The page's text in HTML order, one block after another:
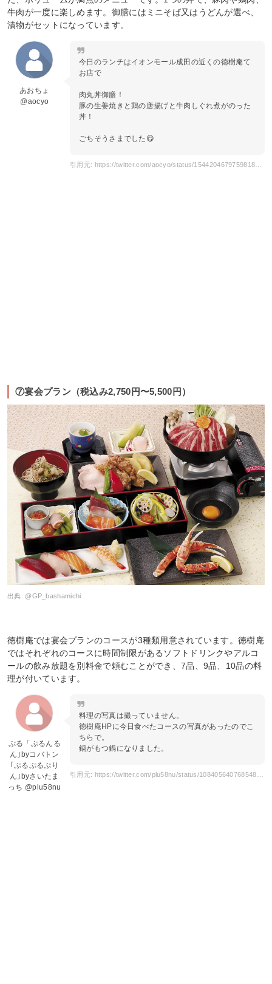
牛肉が一度に楽しめます。御膳にはミニそば又はうどんが選べ、
漬物がセットになっています。
あおちょ
@aocyo
今日のランチはイオンモール成田の近くの徳樹庵て
お店で
肉丸丼御膳！
豚の生姜焼きと鶏の唐揚げと牛肉しぐれ煮がのった
丼！
ごちそうさまでした😋
引用元: https://twitter.com/aocyo/status/1544204679759818752?s=20
⑦宴会プラン（税込み2,750円〜5,500円）
出典: @GP_bashamichi
徳樹庵では宴会プランのコースが3種類用意されています。徳樹庵
ではそれぞれのコースに時間制限があるソフトドリンクやアルコ
ールの飲み放題を別料金で頼むことができ、7品、9品、10品の料
理が付いています。
ぷる「ぷるんる
ん｣byコバトン
｢ぷるぷるぷり
ん｣byさいたま
っち @plu58nu
料理の写真は撮っていません。
徳樹庵HPに今日食べたコースの写真があったのでこ
ちらで。
鍋がもつ鍋になりました。